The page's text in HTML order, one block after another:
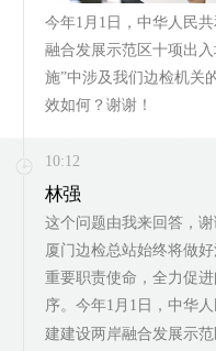
今年1月1日，中华人民
融合发展示范区十项出
施”中涉及我们边检机关
效如何？谢谢！
10:12
林强
这个问题由我来回答，
厦门边检总站始终将做
重要职责使命，全力促
序。今年1月1日，中华
建建设两岸融合发展示